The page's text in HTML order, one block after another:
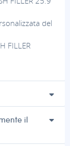
del
FILLER
il